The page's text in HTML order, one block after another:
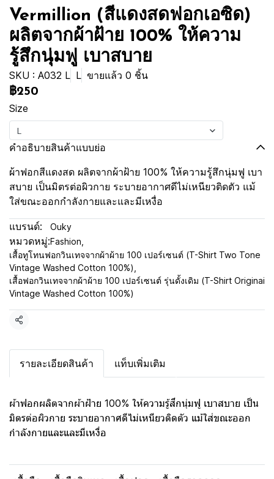
Vermillion (สีแดงสดฟอกเอซิด)
ผลิตจากผ้าฝ้าย 100% ให้ความ
รู้สึกนุ่มฟู เบาสบาย
SKU : A032 L L ขายแล้ว 0 ชิ้น
฿250
Size
L
คำอธิบายสินค้าแบบย่อ
ผ้าฟอกสีแดงสด ผลิตจากผ้าฝ้าย 100% ให้ความรู้สึกนุ่มฟู เบา
สบาย เป็นมิตรต่อผิวกาย ระบายอากาศดีไม่เหนียวติดตัว แม้
ใส่ขณะออกกำลังกายและและมีเหงื่อ
แบรนด์: Ouky
หมวดหมู่:Fashion
เสื้อทูโทนฟอกวินเทจจากผ้าผ้าย 100 เปอร์เซนต์ (T-Shirt Two Tone
Vintage Washed Cotton 100%)
เสื้อฟอกวินเทจจากผ้าผ้าย 100 เปอร์เซนต์ รุ่นดั้งเดิม (T-Shirt Originai
Vintage Washed Cotton 100%)
แชร์
รายละเอียดสินค้า แท็บเพิ่มเติม
ผ้าฟอกผลิตจากผ้าฝ้าย 100% ให้ความรู้สึกนุ่มฟู เบาสบาย เป็น
มิตรต่อผิวกาย ระบายอากาศดีไม่เหนียวติดตัว แม้ใส่ขณะออก
กำลังกายและและมีเหงื่อ